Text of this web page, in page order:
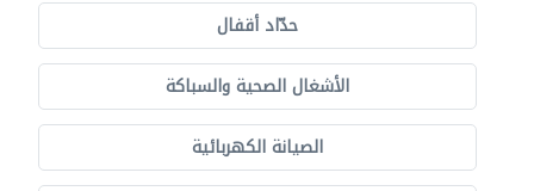
حدّاد أقفال
الأشغال الصحية والسباكة
الصيانة الكهربائية